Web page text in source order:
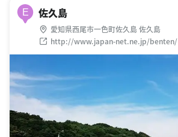
E 佐久島
愛知県西尾市一色町佐久島 佐久島
http://www.japan-net.ne.jp/benten/